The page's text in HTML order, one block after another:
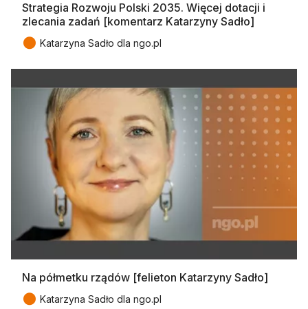
Strategia Rozwoju Polski 2035. Więcej dotacji i
zlecania zadań [komentarz Katarzyny Sadło]
● Katarzyna Sadło dla ngo.pl
Na półmetku rządów [felieton Katarzyny Sadło]
● Katarzyna Sadło dla ngo.pl